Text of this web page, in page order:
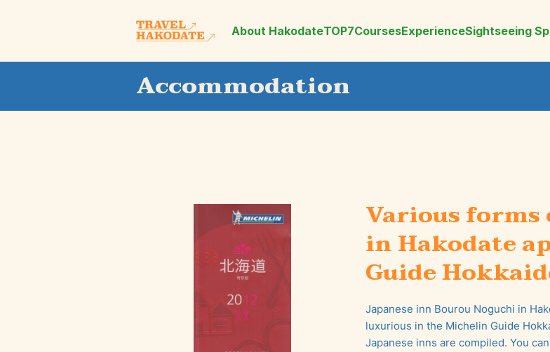
About HakodateTOP7CoursesExperienceSightseeing
Accommodation
Various
in Hakodate
Guide
Japanese inn Bourou Noguchi in
luxurious in the Michelin Guide
Japanese inns are compiled. You